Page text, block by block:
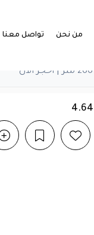
من نحن تواصل معنا